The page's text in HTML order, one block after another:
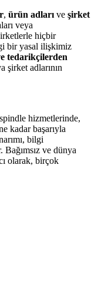
, ürün adları ve şirket
veya
hiçbir
bir yasal ilişkimiz
tedarikçilerden
şirket adlarının
hizmetlerinde,
kadar başarıyla
bilgi
ve dünya
olarak, birçok